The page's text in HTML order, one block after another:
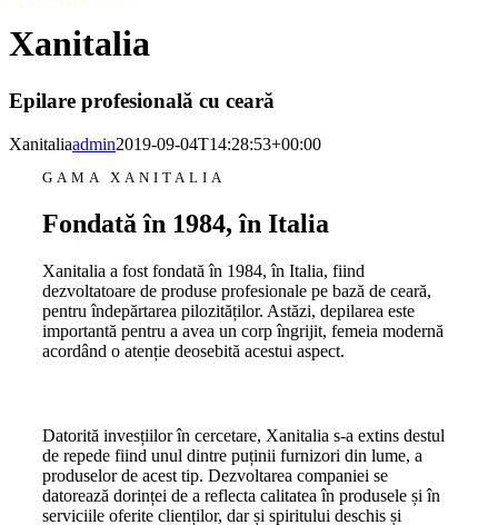
Xanitalia
Epilare profesională cu ceară
Xanitaliaadmin2019-09-04T14:28:53+00:00
GAMA XANITALIA
Fondată în 1984, în Italia
Xanitalia a fost fondată în 1984, în Italia, fiind
dezvoltatoare de produse profesionale pe bază de ceară,
pentru îndepărtarea pilozităților. Astăzi, depilarea este
importantă pentru a avea un corp îngrijit, femeia modernă
acordând o atenție deosebită acestui aspect.
Datorită invesțiilor în cercetare, Xanitalia s-a extins destul
de repede fiind unul dintre puținii furnizori din lume, a
produselor de acest tip. Dezvoltarea companiei se
datorează dorinței de a reflecta calitatea în produsele și în
serviciile oferite clienților, dar și spiritului deschis și